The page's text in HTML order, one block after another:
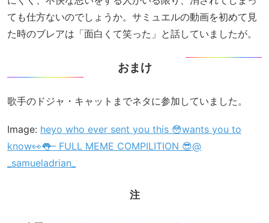
ても仕方ないのでしょうか。サミュエルの動画を初めて見
た時のブレアは「面白くて笑った」と話していましたが。
おまけ
歌手のドジャ・キャットまでネタに参加していました。
Image: heyo who ever sent you this 😳wants you to
know👀👅– FULL MEME COMPILITION 😎@
_samueladrian_
注